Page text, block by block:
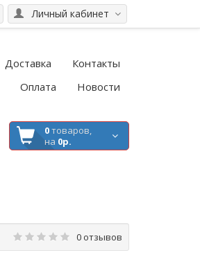
Личный кабинет
Доставка
Контакты
Оплата Новости
0товаров,
на 0р.
0 отзывов